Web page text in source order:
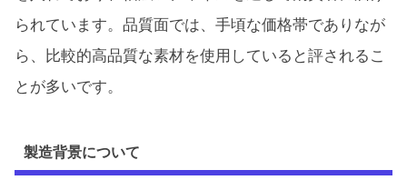
られています。品質面では、手頃な価格帯でありなが
ら、比較的高品質な素材を使用していると評されるこ
とが多いです。
製造背景について